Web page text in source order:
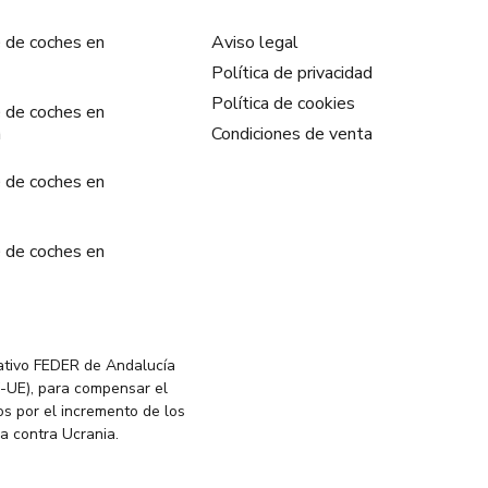
coches en
coches en
coches en
coches en
Aviso legal
Política de privacidad
Política de cookies
Condiciones de venta
FEDER de Andalucía
para compensar el
por el incremento de los
contra Ucrania.